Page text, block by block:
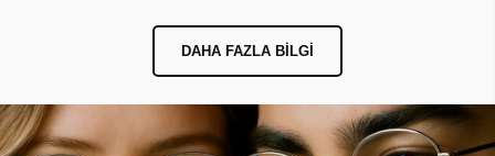
DAHA FAZLA BILGI